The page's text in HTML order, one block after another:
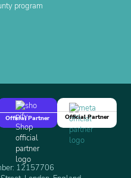
program
Official Partner
Official Partner
12157706